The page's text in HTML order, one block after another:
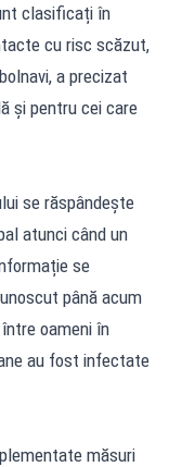
clasificați în
cu risc scăzut,
a precizat
și pentru cei care
se răspândește
atunci când un
se
până acum
oameni în
au fost infectate
măsuri